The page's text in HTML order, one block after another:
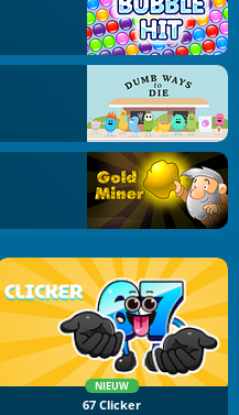
NIEUW
67 Clicker